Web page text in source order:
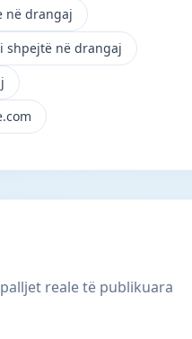
në drangaj
shpejtë në drangaj
reale të publikuara